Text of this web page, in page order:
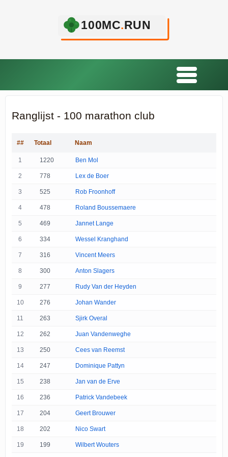
Ranglijst - 100 marathon club
## Totaal Naam
1 1220 Ben Mol
2 778 Lex de Boer
3 525 Rob Froonhoff
4 478 Roland Boussemaere
5 469 Jannet Lange
6 334 Wessel Kranghand
7 316 Vincent Meers
8 300 Anton Slagers
9 277 Rudy Van der Heyden
10 276 Johan Wander
11 263 Sjirk Overal
12 262 Juan Vandenweghe
13 250 Cees van Reemst
14 247 Dominique Pattyn
15 238 Jan van de Erve
16 236 Patrick Vandebeek
17 204 Geert Brouwer
18 202 Nico Swart
19 199 Wilbert Wouters